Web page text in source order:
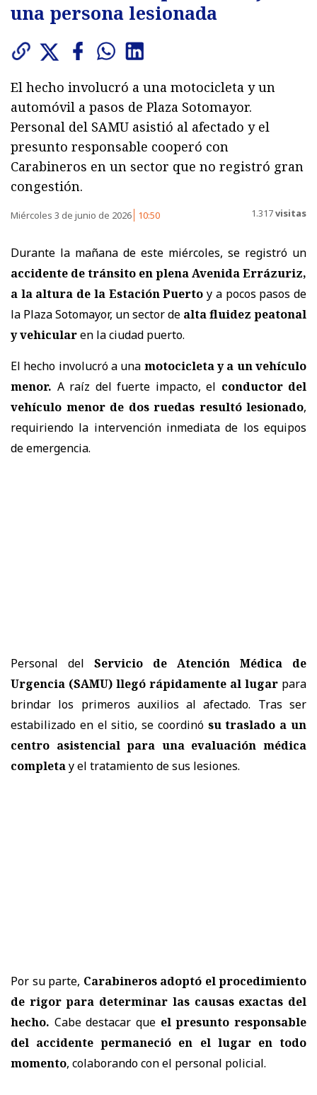
una persona lesionada
El hecho involucró a una motocicleta y un
automóvil a pasos de Plaza Sotomayor.
Personal del SAMU asistió al afectado y el
presunto responsable cooperó con
Carabineros en un sector que no registró gran
congestión.
Miércoles 3 de junio de 2026 10:50 1.317visitas
Durante la mañana de este miércoles, se registró un
accidente de tránsito en plena Avenida Errázuriz,
a la altura de la Estación Puerto y a pocos pasos de
la Plaza Sotomayor, un sector de alta fluidez peatonal
y vehicularen la ciudad puerto.
El hecho involucró a una motocicleta y a un vehículo
menor. A raíz del fuerte impacto, el conductor del
vehículo menor de dos ruedas resultó lesionado,
requiriendo la intervención inmediata de los equipos
de emergencia.
Personal del Servicio de Atención Médica de
Urgencia (SAMU) llegó rápidamente al lugar para
brindar los primeros auxilios al afectado. Tras ser
estabilizado en el sitio, se coordinósu traslado a un
centro asistencial para una evaluación médica
completay el tratamiento de sus lesiones.
Por su parte, Carabineros adoptó el procedimiento
de rigor para determinar las causas exactas del
hecho. Cabe destacar que el presunto responsable
del accidente permaneció en el lugar en todo
momento, colaborando con el personal policial.